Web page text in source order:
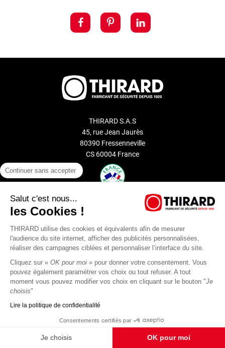
THIRARD S.A.S
45, rue Jean Jaurès
80390 Fressenneville
CS 60004 France
Contactez-nous
Plan d’accès
Continuer sans accepter
Salut c'est nous...
les Cookies !
THIRARD utilise des cookies et équivalents afin de mesurer
l'audience du site internet, afficher des publicités personnalisées,
réaliser des campagnes ciblées et personnaliser l’interface du site.
Cliquez sur « OK pour moi » pour donner votre consentement. Vous
pouvez également paramétrer vos choix ou tout refuser. A tout
moment vous pouvez modifier vos choix en cliquant sur le bouton "Je
choisis"
Lire la politique de confidentialité
Consentements certifiés par
Je choisis OK pour moi